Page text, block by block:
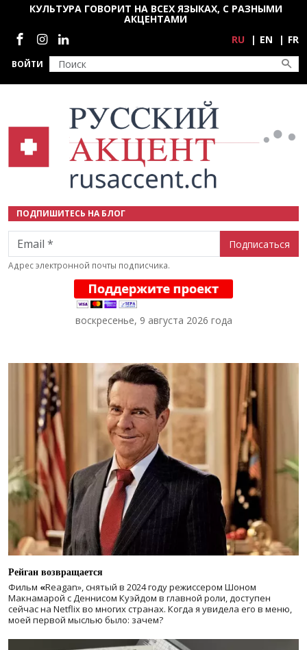
Перейти к основному содержанию
ВОЙТИ
КУЛЬТУРА ГОВОРИТ НА ВСЕХ ЯЗЫКАХ, С РАЗНЫМИ
АКЦЕНТАМИ
Социальные сети
RU EN FR
ПОДПИШИТЕСЬ НА БЛОГ
Email
Адрес электронной почты подписчика.
воскресенье, 9 августа 2026 года
Рейган возвращается
Фильм «Reagan», снятый в 2024 годурежиссером Шоном
Макнамарой с Деннисом Куэйдом в главной роли, доступен
сейчас на Netflix во многих странах. Когда я увидела его в меню,
моей первой мыслью было: зачем?